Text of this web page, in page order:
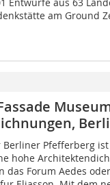
Entwürfe aus 63
am Ground
Berliner Pfefferberg
hohe
das Forum Aedes